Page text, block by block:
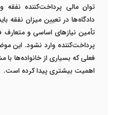
توان مالی پرداخت‌کننده
دادگاه‌ها در تعیین میزان نفقه
تأمین نیازهای اساسی و متعارف
پرداخت‌کننده وارد نشود. این
فعلی که بسیاری از خانواده‌ها
اهمیت بیشتری پیدا کرده است.